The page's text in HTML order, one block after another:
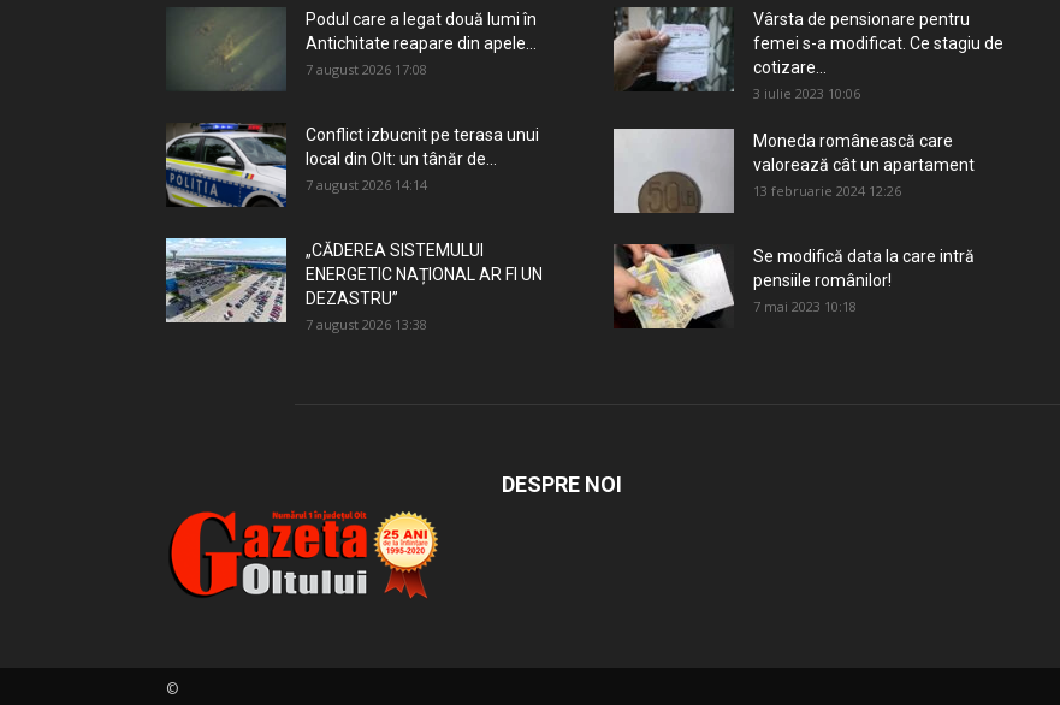
Podul care a legat două lumi în
Antichitate reapare din apele...
7 august 2026 17:08
Conflict izbucnit pe terasa unui
local din Olt: un tânăr de...
7 august 2026 14:14
„CĂDEREA SISTEMULUI
ENERGETIC NAȚIONAL AR FI UN
DEZASTRU”
7 august 2026 13:38
Vârsta de pensionare pentru
femei s-a modificat. Ce stagiu de
cotizare...
3 iulie 2023 10:06
Moneda românească care
valorează cât un apartament
13 februarie 2024 12:26
Se modifică data la care intră
pensiile românilor!
7 mai 2023 10:18
DESPRE NOI
©